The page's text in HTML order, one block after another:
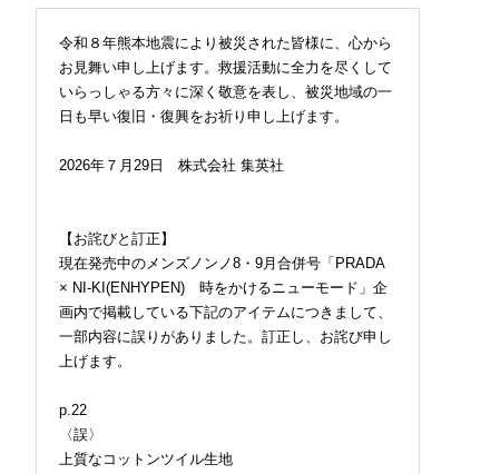
令和８年熊本地震により被災された皆様に、心から
お見舞い申し上げます。救援活動に全力を尽くして
いらっしゃる方々に深く敬意を表し、被災地域の一
日も早い復旧・復興をお祈り申し上げます。
2026年７月29日 株式会社 集英社
【お詫びと訂正】
現在発売中のメンズノンノ8・9月合併号「PRADA
× NI-KI(ENHYPEN) 時をかけるニューモード」企
画内で掲載している下記のアイテムにつきまして、
一部内容に誤りがありました。訂正し、お詫び申し
上げます。
p.22
〈誤〉
上質なコットンツイル生地